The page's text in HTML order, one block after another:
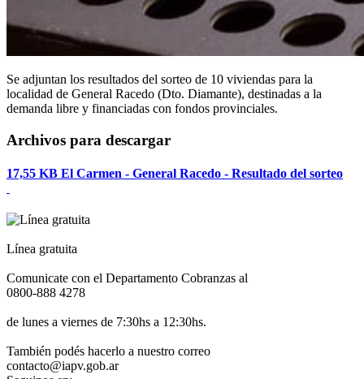
Se adjuntan los resultados del sorteo de 10 viviendas para la
localidad de General Racedo (Dto. Diamante), destinadas a la
demanda libre y financiadas con fondos provinciales.
Archivos para descargar
17,55 KB El Carmen - General Racedo - Resultado del sorteo
Línea gratuita
Comunicate con el Departamento Cobranzas al
0800-888 4278
de lunes a viernes de 7:30hs a 12:30hs.
También podés hacerlo a nuestro correo
contacto@iapv.gob.ar